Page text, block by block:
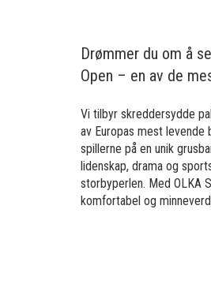
Drømmer du om å
Open – en av de
Vi tilbyr skreddersydde
av Europas mest levende
spillerne på en unik
lidenskap, drama og
storbyperlen. Med OLKA
komfortabel og